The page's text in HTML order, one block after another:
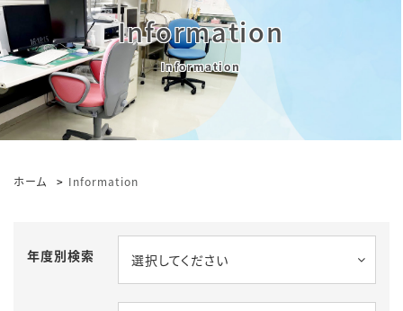
Information
ホーム Information
年度別検索 選択してください